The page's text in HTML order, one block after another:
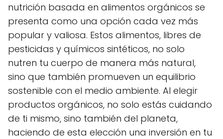
nutrición basada en alimentos orgánicos se
presenta como una opción cada vez más
popular y valiosa. Estos alimentos, libres de
pesticidas y químicos sintéticos, no solo
nutren tu cuerpo de manera más natural,
sino que también promueven un equilibrio
sostenible con el medio ambiente. Al elegir
productos orgánicos, no solo estás cuidando
de ti mismo, sino también del planeta,
haciendo de esta elección una inversión en tu